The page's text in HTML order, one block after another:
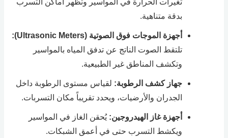
تغيرات الحرارة في المواسير وتظهر أماكن التسرب
بدقة متناهية.
أجهزة الموجات فوق الصوتية (Ultrasonic Meters):
تلتقط الصوت الناتج عن تدفق المياه بالمواسير
وتكشف المناطق غير الطبيعية.
جهاز كشف الرطوبة: لقياس مستوى الرطوبة داخل
الجدران والأرضيات، ويحدد تقريباً مكان التسربات.
أجهزة غاز الهيدروجين: يُحقن الغاز في المواسير
ويكشط التسرب حتى في أعمق الشبكات.